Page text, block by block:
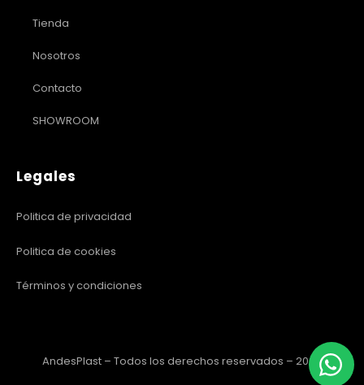
Tienda
Nosotros
Contacto
SHOWROOM
Legales
Politica de privacidad
Politica de cookies
Términos y condiciones
AndesPlast – Todos los derechos reservados – 2023